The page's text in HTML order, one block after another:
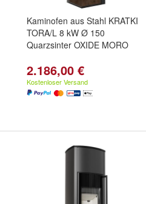
Kaminofen aus Stahl KRATKI
TORA/L 8 kW Ø 150
Quarzsinter OXIDE MORO
2.186,00 €
Kostenloser Versand